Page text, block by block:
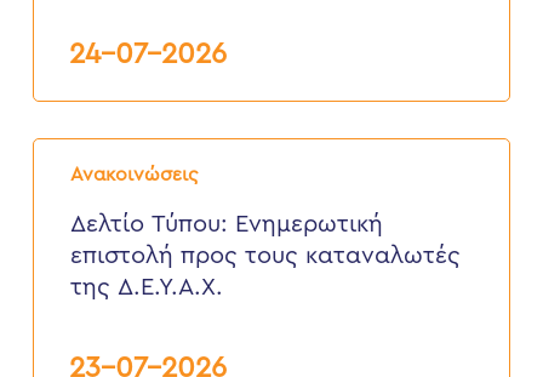
2026
24-07-2026
Ανακοινώσεις
Δελτίο
Τύπου:
επιστολή
προς
τους
καταναλωτές
Δελτίο Τύπου: Eνημερωτική
επιστολή προς τους καταναλωτές
της Δ.Ε.Υ.Α.Χ.
23-07-2026